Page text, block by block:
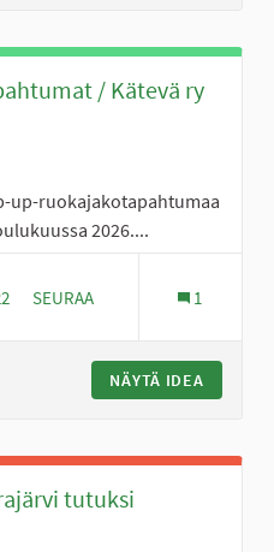
/ Kätevä ry
up-ruokajakotapahtumaa
2026....
22 SEURAAJAA
SEURAA 1
NÄYTÄ IDEA
tutuksi